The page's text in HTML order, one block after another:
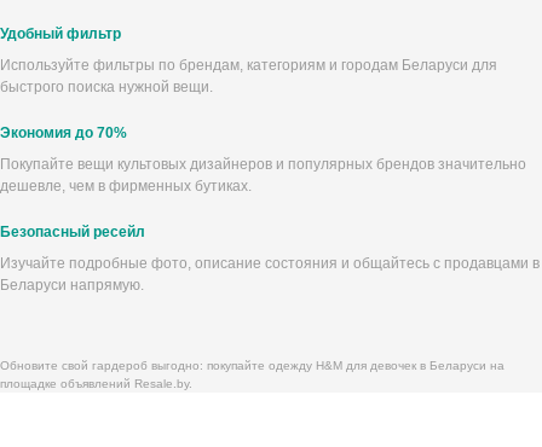
Удобный фильтр
Используйте фильтры по брендам, категориям и городам Беларуси для
быстрого поиска нужной вещи.
Экономия до 70%
Покупайте вещи культовых дизайнеров и популярных брендов значительно
дешевле, чем в фирменных бутиках.
Безопасный ресейл
Изучайте подробные фото, описание состояния и общайтесь с продавцами в
Беларуси напрямую.
Обновите свой гардероб выгодно: покупайте одежду H&M для девочек в Беларуси на
площадке объявлений Resale.by.